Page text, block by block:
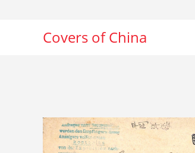
Covers of China